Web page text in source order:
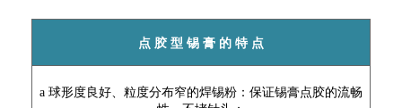
点 胶 型 锡 膏 的 特 点
a 球形度良好、粒度分布窄的焊锡粉：保证锡膏点胶的流畅